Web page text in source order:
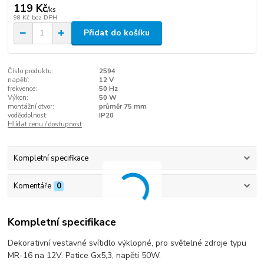
119 Kč/ks
98 Kč bez DPH
Přidat do košíku
Číslo produktu:
2594
napětí:
12 V
frekvence:
50 Hz
Výkon:
50 W
montážní otvor:
průměr 75 mm
voděodolnost:
IP20
Hlídat cenu / dostupnost
Kompletní specifikace
Komentáře 0
Kompletní specifikace
Dekorativní vestavné svítidlo výklopné, pro světelné zdroje typu
MR-16 na 12V. Patice Gx5,3, napětí 50W.